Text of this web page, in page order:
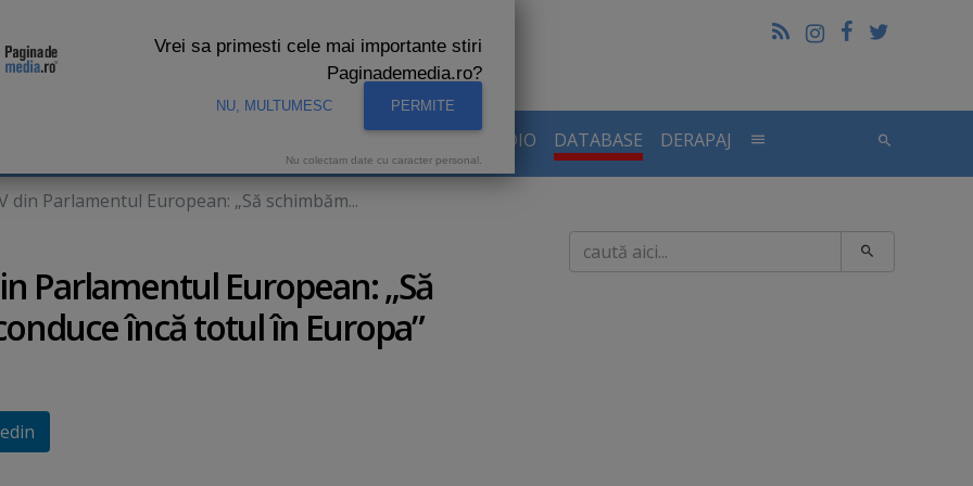
AUDIENTE RADIO DATABASE DERAPAJ
din Parlamentul European: „Să schimbăm...
Parlamentul European: „Să
încă totul în Europa”
Caută
Vrei sa primesti cele mai importante stiri
Paginademedia.ro?
NU, MULTUMESC PERMITE
Nu colectam date cu caracter personal.